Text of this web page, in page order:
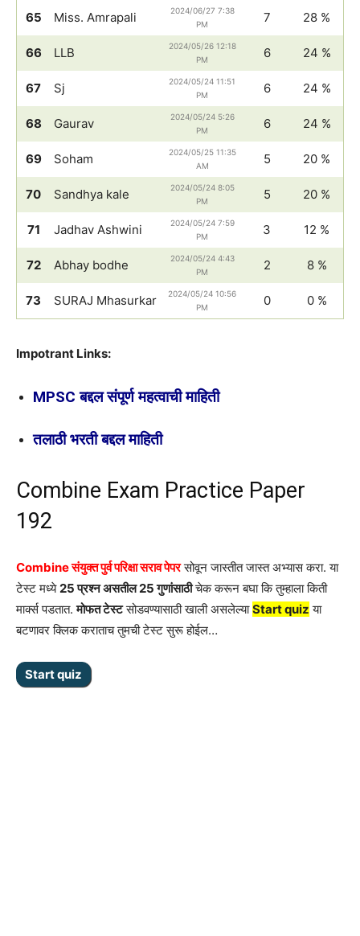
65 Miss. Amrapali
2024/06/27 7:38
PM
7 28 %
66 LLB
2024/05/26 12:18
PM
6 24 %
67 Sj
2024/05/24 11:51
PM
6 24 %
68 Gaurav
2024/05/24 5:26
PM
6 24 %
69 Soham
2024/05/25 11:35
AM
5 20 %
70 Sandhya kale
2024/05/24 8:05
PM
5 20 %
71 Jadhav Ashwini
2024/05/24 7:59
PM
3 12 %
72 Abhay bodhe
2024/05/24 4:43
PM
2 8 %
73 SURAJ Mhasurkar
2024/05/24 10:56
PM
0 0 %
Impotrant Links:
MPSC बद्दल संपूर्ण महत्वाची माहिती
तलाठी भरती बद्दल माहिती
Combine Exam Practice Paper
192
Combine संयुक्त पुर्व परिक्षा सराव पेपरसोवून जास्तीत जास्त अभ्यास करा. या
टेस्ट मध्ये25 प्रश्न असतील 25 गुणांसाठीचेक करून बघा कि तुम्हाला किती
मार्क्स पडतात.मोफत टेस्टसोडवण्यासाठी खाली असलेल्याStart quiz या
बटणावर क्लिक कराताच तुमची टेस्ट सुरू होईल…